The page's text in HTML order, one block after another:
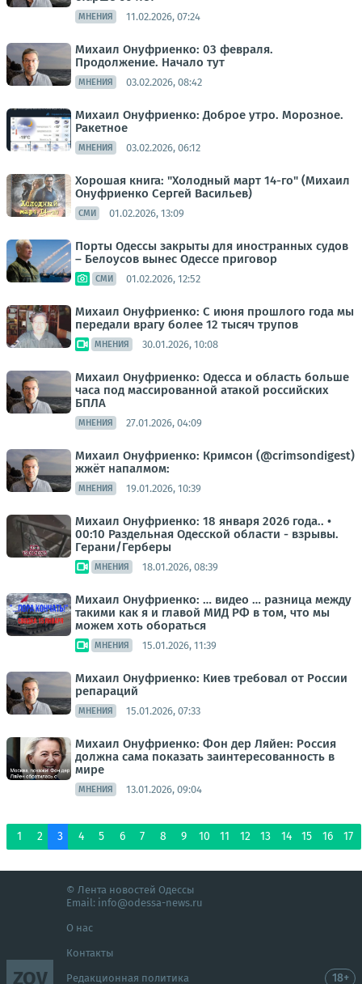
МНЕНИЯ 11.02.2026, 07:24
Михаил Онуфриенко: 03 февраля.
Продолжение. Начало тут
МНЕНИЯ 03.02.2026, 08:42
Михаил Онуфриенко: Доброе утро. Морозное.
Ракетное
МНЕНИЯ 03.02.2026, 06:12
Хорошая книга: "Холодный март 14-го" (Михаил
Онуфриенко Сергей Васильев)
СМИ 01.02.2026, 13:09
Порты Одессы закрыты для иностранных судов
– Белоусов вынес Одессе приговор
СМИ 01.02.2026, 12:52
Михаил Онуфриенко: С июня прошлого года мы
передали врагу более 12 тысяч трупов
МНЕНИЯ 30.01.2026, 10:08
Михаил Онуфриенко: Одесса и область больше
часа под массированной атакой российских
БПЛА
МНЕНИЯ 27.01.2026, 04:09
Михаил Онуфриенко: Кримсон (@crimsondigest)
жжёт напалмом:
МНЕНИЯ 19.01.2026, 10:39
Михаил Онуфриенко: 18 января 2026 года.. •
00:10 Раздельная Одесской области - взрывы.
Герани/Герберы
МНЕНИЯ 18.01.2026, 08:39
Михаил Онуфриенко: … видео … разница между
такими как я и главой МИД РФ в том, что мы
можем хоть обораться
МНЕНИЯ 15.01.2026, 11:39
Михаил Онуфриенко: Киев требовал от России
репараций
МНЕНИЯ 15.01.2026, 07:33
Михаил Онуфриенко: Фон дер Ляйен: Россия
должна сама показать заинтересованность в
мире
МНЕНИЯ 13.01.2026, 09:04
1 2 3 4 5 6 7 8 9 10 11 12 13 14 15 16 17
ZOV
© Лента новостей Одессы
Email: info@odessa-news.ru
О нас
Контакты
Редакционная политика 18+